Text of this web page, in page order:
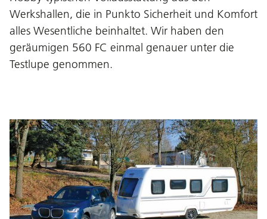
Werkshallen, die in Punkto Sicherheit und Komfort
alles Wesentliche beinhaltet. Wir haben den
geräumigen 560 FC einmal genauer unter die
Testlupe genommen.